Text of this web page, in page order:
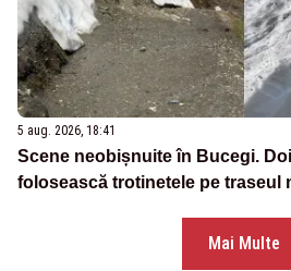
5 aug. 2026, 18:41
Scene neobișnuite în Bucegi.
folosească trotinetele pe traseul
Mai Multe